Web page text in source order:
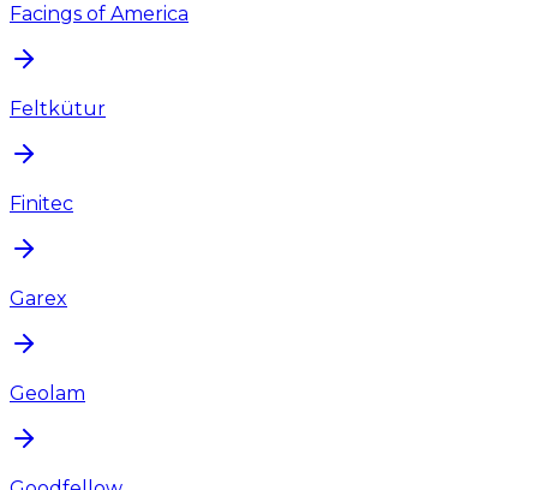
Facings of America
Feltkütur
Finitec
Garex
Geolam